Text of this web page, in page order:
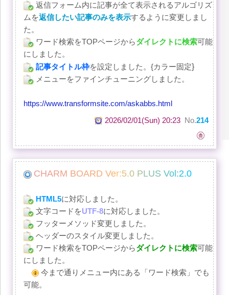
返信フォーム内に記事が全て表示されるアルゴリズ
ムを返信したい記事のみを表示するように変更しまし
た。
ワード検索をTOPページからダイレクトに検索可能
にしました。
記事タイトル枠を設定しました。{カラー固定}
メニューをファインチューニングしました。
https://www.transformsite.com/askabbs.html
2026/02/01(Sun) 20:23No.214
CHARM BOARD Ver:5.0 PLUS Vol :2.0
HTML5に対応しました。
文字コードをUTF-8に対応しました。
フッターメソッド変更しました。
ヘッダーのスタイル変更しました。
ワード検索をTOPページからダイレクトに検索可能
にしました。
今まで通りメニュー内にある「ワード検索」でも
可能。